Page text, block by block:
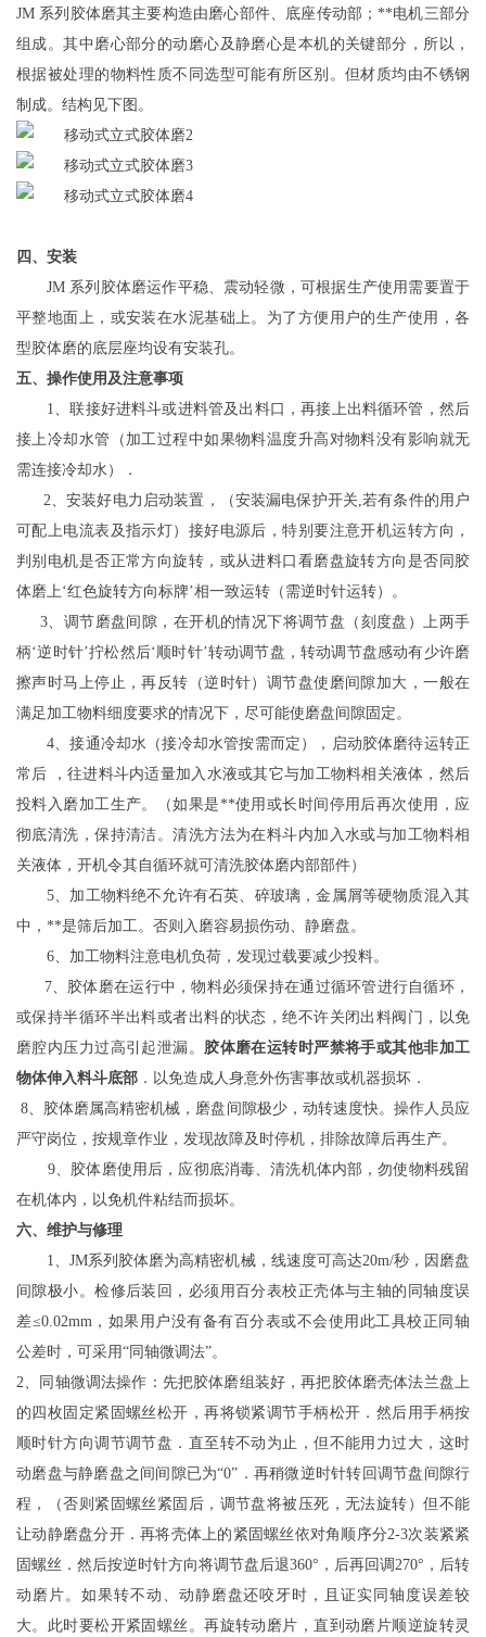
JM 系列胶体磨其主要构造由磨心部件、底座传动部；**电机三部分
组成。其中磨心部分的动磨心及静磨心是本机的关键部分，所以，
根据被处理的物料性质不同选型可能有所区别。但材质均由不锈钢
制成。结构见下图 。
四、安装
JM 系列胶体磨运作平稳、震动轻微，可根据生产使用需要置于
平整地面上，或安装在水泥基础上。为了方便用户的生产使用，各
型胶体磨的底层座均设有安装孔。
五、操作使用及注意事项
1、联接好进料斗或进料管及出料口，再接上出料循环管，然后
接上冷却水管（加工过程中如果物料温度升高对物料没有影响就无
需连接冷却水）．
2、安装好电力启动装置，（安装漏电保护开关,若有条件的用户
可配上电流表及指示灯）接好电源后，特别要注意开机运转方向，
判别电机是否正常方向旋转，或从进料口看磨盘旋转方向是否同胶
体磨上‘红色旋转方向标牌’相一致运转（需逆时针运转）。
3、调节磨盘间隙，在开机的情况下将调节盘（刻度盘）上两手
柄‘逆时针’拧松然后‘顺时针’转动调节盘，转动调节盘感动有少许磨
擦声时马上停止，再反转（逆时针）调节盘使磨间隙加大，一般在
满足加工物料细度要求的情况下，尽可能使磨盘间隙固定。
4、接通冷却水（接冷却水管按需而定），启动胶体磨待运转正
常后 ，往进料斗内适量加入水液或其它与加工物料相关液体，然后
投料入磨加工生产。（如果是**使用或长时间停用后再次使用，应
彻底清洗，保持清洁。清洗方法为在料斗内加入水或与加工物料相
关液体，开机令其自循环就可清洗胶体磨内部部件）
5、加工物料绝不允许有石英、碎玻璃，金属屑等硬物质混入其
中，**是筛后加工。否则入磨容易损伤动、静磨盘。
6、加工物料注意电机负荷，发现过载要减少投料。
7、胶体磨在运行中，物料必须保持在通过循环管进行自循环，
或保持半循环半出料或者出料的状态，绝不许关闭出料阀门，以免
磨腔内压力过高引起泄漏。 胶体磨在运转时严禁将手或其他非加工
物体伸入料斗底部 ．以免造成人身意外伤害事故或机器损坏．
8、胶体磨属高精密机械，磨盘间隙极少，动转速度快。操作人员应
严守岗位，按规章作业，发现故障及时停机，排除故障后再生产。
9、胶体磨使用后，应彻底消毒、清洗机体内部，勿使物料残留
在机体内，以免机件粘结而损坏。
六、维护与修理
1、JM系列胶体磨为高精密机械，线速度可高达20m/秒，因磨盘
间隙极小。检修后装回，必须用百分表校正壳体与主轴的同轴度误
差≤0.02mm，如果用户没有备有百分表或不会使用此工具校正同轴
公差时，可采用“同轴微调法”。
2、同轴微调法操作：先把胶体磨组装好，再把胶体磨壳体法兰盘上
的四枚固定紧固螺丝松开，再将锁紧调节手柄松开．然后用手柄按
顺时针方向调节调节盘．直至转不动为止，但不能用力过大，这时
动磨盘与静磨盘之间间隙已为“0”．再稍微逆时针转回调节盘间隙行
程，（否则紧固螺丝紧固后，调节盘将被压死，无法旋转）但不能
让动静磨盘分开．再将壳体上的紧固螺丝依对角顺序分2-3次装紧紧
固螺丝．然后按逆时针方向将调节盘后退360°，后再回调270°，后转
动磨片。如果转不动、动静磨盘还咬牙时，且证实同轴度误差较
大。此时要松开紧固螺丝。再旋转动磨片，直到动磨片顺逆旋转灵